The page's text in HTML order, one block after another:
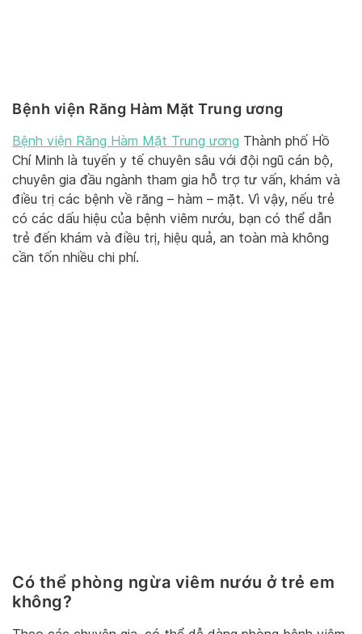
Bệnh viện Răng Hàm Mặt Trung ương
Bệnh viện Răng Hàm Mặt Trung ương Thành phố Hồ
Chí Minh là tuyến y tế chuyên sâu với đội ngũ cán bộ,
chuyên gia đầu ngành tham gia hỗ trợ tư vấn, khám và
điều trị các bệnh về răng – hàm – mặt. Vì vậy, nếu trẻ
có các dấu hiệu của bệnh viêm nướu, bạn có thể dẫn
trẻ đến khám và điều trị, hiệu quả, an toàn mà không
cần tốn nhiều chi phí.
Có thể phòng ngừa viêm nướu ở trẻ em
không?